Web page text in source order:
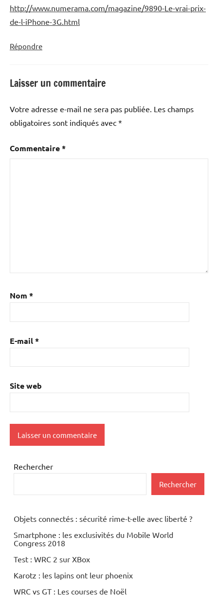
http://www.numerama.com/magazine/9890-Le-vrai-prix-
de-l-iPhone-3G.html
Répondre
Laisser un commentaire
Votre adresse e-mail ne sera pas publiée. Les champs
obligatoires sont indiqués avec *
Commentaire*
Nom *
E-mail*
Site web
Rechercher
Rechercher
Objets connectés : sécurité rime-t-elle avec liberté ?
Smartphone : les exclusivités du Mobile World
Congress 2018
Test : WRC 2 sur XBox
Karotz : les lapins ont leur phoenix
WRC vs GT : Les courses de Noël